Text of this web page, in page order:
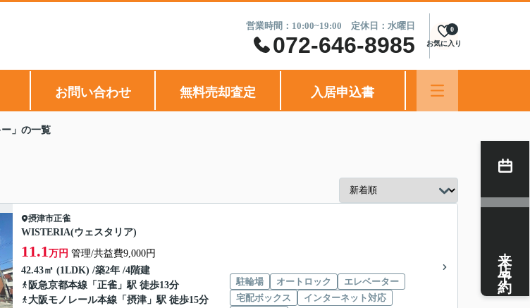
営業時間：10:00~19:00 定休日：水曜日
072-646-8985 お気に入り
0
お問い合わせ 無料売却査定 入居申込書
ー」の一覧
摂津市正雀
WISTERIA(ウェスタリア)
11.1万円 管理/共益費9,000円
42.43㎡ (1LDK) /築2年 /4階建
阪急京都本線 「 正雀 」駅 徒歩13分
大阪モノレール本線 「 摂津 」駅 徒歩15分
駐輪場 オートロック
エレベーター
宅配ボックス
インターネット対応
来店予約